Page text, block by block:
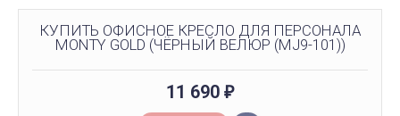
КУПИТЬ ОФИСНОЕ КРЕСЛО ДЛЯ ПЕРСОНАЛА
MONTY GOLD (ЧЁРНЫЙ ВЕЛЮР (MJ9-101))
11 690 ₽